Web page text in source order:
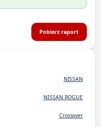
Pobierz raport
NISSAN
NISSAN ROGUE
Crossover